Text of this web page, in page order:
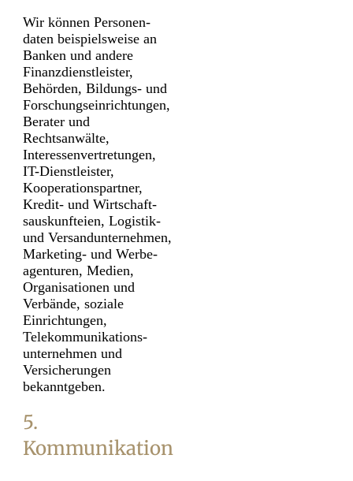
Wir können Personen­
daten beispielsweise an
Banken und andere
Finanz­dienstleister,
Behörden, Bildungs- und
Forschungs­einrichtungen,
Berater und
Rechtsanwälte,
Interessen­vertretungen,
IT-Dienstleister,
Kooperations­partner,
Kredit- und Wirtschaft­
sauskunfteien, Logistik-
und Versand­unternehmen,
Marketing- und Werbe­
agenturen, Medien,
Organisationen und
Verbände, soziale
Einrichtungen,
Telekommunikations­
unternehmen und
Versicherungen
bekanntgeben.
5.
Kommunikation